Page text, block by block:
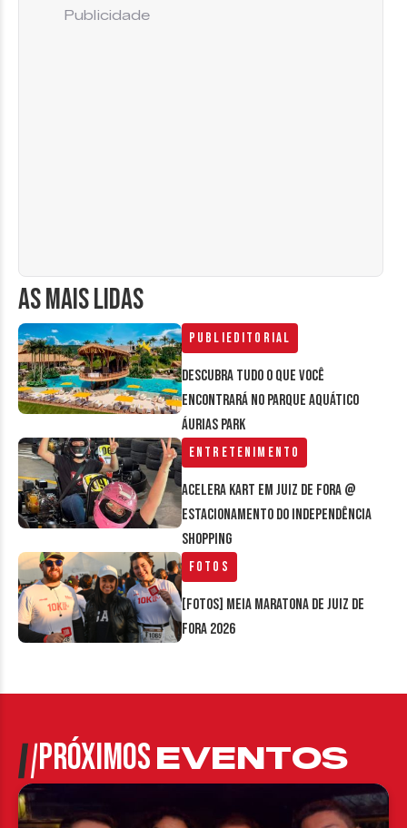
AS MAIS LIDAS
Publieditorial
Descubra tudo o que você
encontrará no parque aquático
Áurias Park
Entretenimento
Acelera Kart em Juiz de Fora @
estacionamento do Independência
Shopping
Fotos
[FOTOS] Meia Maratona de Juiz de
Fora 2026
Publicidade
PRÓXIMOSEVENTOS